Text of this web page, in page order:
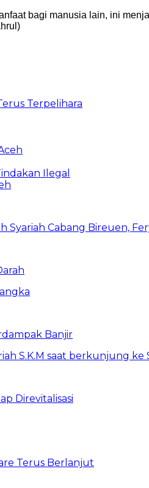
bagi manusia lain, ini
Terpelihara
Ilegal
Banjir
Direvitalisasi
Terus Berlanjut